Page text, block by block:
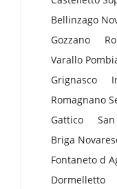
Bellinzago
Gozzano
Varallo
Grignasco
Romagnano
Gattico
Briga
Fontaneto d
Dormelletto